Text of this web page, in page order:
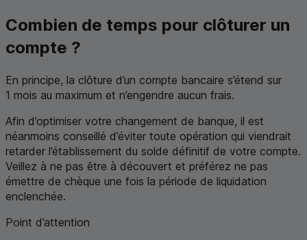
Combien de temps pour clôturer un
compte ?
En principe, la clôture d’un compte bancaire s’étend sur
1 mois au maximum et n’engendre aucun frais.
Afin d’optimiser votre changement de banque, il est
néanmoins conseillé d’éviter toute opération qui viendrait
retarder l’établissement du solde définitif de votre compte.
Veillez à ne pas être à découvert et préférez ne pas
émettre de chèque une fois la période de liquidation
enclenchée.
Point d’attention